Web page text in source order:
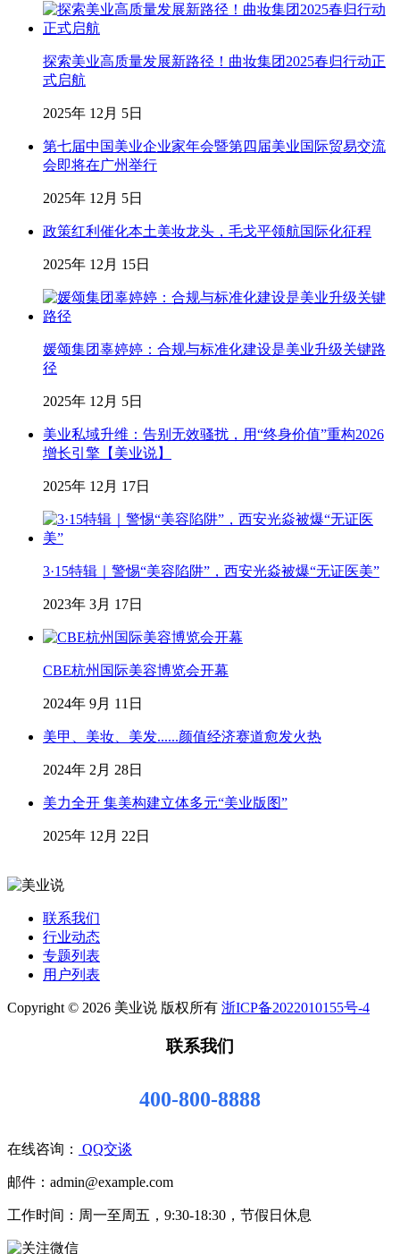
探索美业高质量发展新路径！曲妆集团2025春归行动正
式启航
2025年 12月 5日
第七届中国美业企业家年会暨第四届美业国际贸易交流
会即将在广州举行
2025年 12月 5日
政策红利催化本土美妆龙头，毛戈平领航国际化征程
2025年 12月 15日
媛颂集团辜婷婷：合规与标准化建设是美业升级关键路
径
2025年 12月 5日
美业私域升维：告别无效骚扰，用“终身价值”重构2026
增长引擎【美业说】
2025年 12月 17日
3·15特辑｜警惕“美容陷阱”，西安光焱被爆“无证医美”
2023年 3月 17日
CBE杭州国际美容博览会开幕
2024年 9月 11日
美甲、美妆、美发......颜值经济赛道愈发火热
2024年 2月 28日
美力全开 集美构建立体多元“美业版图”
2025年 12月 22日
联系我们
行业动态
专题列表
用户列表
Copyright © 2026 美业说 版权所有 浙ICP备2022010155号-4
联系我们
400-800-8888
在线咨询： QQ交谈
邮件：admin@example.com
工作时间：周一至周五，9:30-18:30，节假日休息